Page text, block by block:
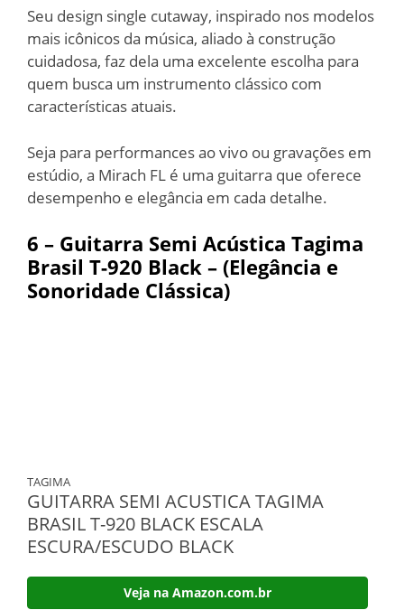
Seu design single cutaway, inspirado nos modelos
mais icônicos da música, aliado à construção
cuidadosa, faz dela uma excelente escolha para
quem busca um instrumento clássico com
características atuais.
Seja para performances ao vivo ou gravações em
estúdio, a Mirach FL é uma guitarra que oferece
desempenho e elegância em cada detalhe.
6 – Guitarra Semi Acústica Tagima
Brasil T-920 Black – (Elegância e
Sonoridade Clássica)
TAGIMA
GUITARRA SEMI ACUSTICA TAGIMA
BRASIL T-920 BLACK ESCALA
ESCURA/ESCUDO BLACK
Veja na Amazon.com.br